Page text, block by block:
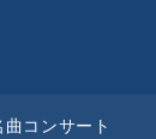
コンサート